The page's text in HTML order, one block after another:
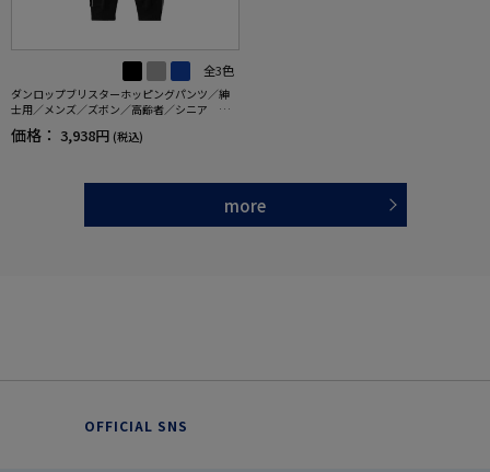
全3色
ダンロップブリスターホッピングパンツ／紳
士用／メンズ／ズボン／高齢者／シニア 【C
F】
価格： 3,938円 (税込)
more
OFFICIAL SNS